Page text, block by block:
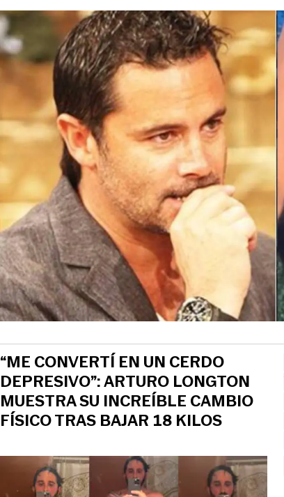
“ME CONVERTÍ EN UN CERDO
DEPRESIVO”: ARTURO LONGTON
MUESTRA SU INCREÍBLE CAMBIO
FÍSICO TRAS BAJAR 18 KILOS